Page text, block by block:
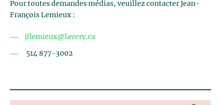
Pour toutes demandes médias, veuillez contacter Jean-
François Lemieux :
jflemieux@lavery.ca
514 877-3002